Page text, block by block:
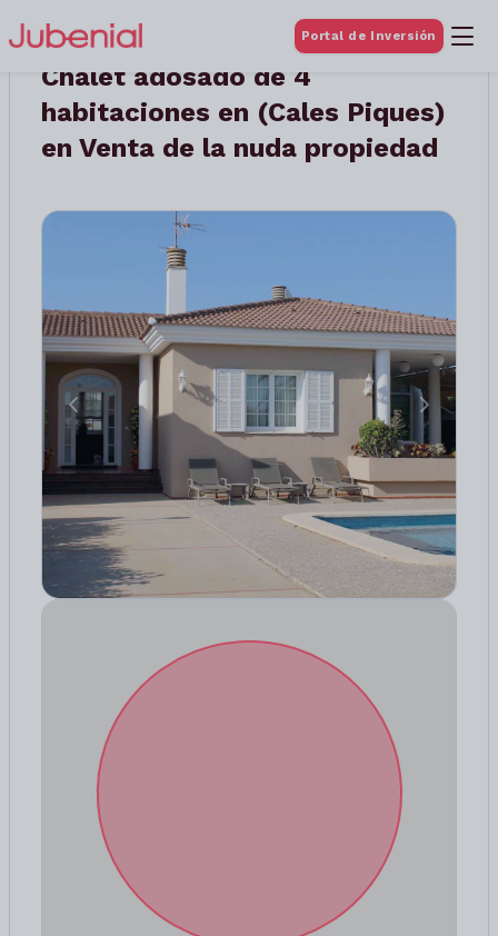
Portal de Inversión
Chalet adosado de 4
habitaciones en (Cales Piques)
en Venta de la nuda propiedad
Anterior